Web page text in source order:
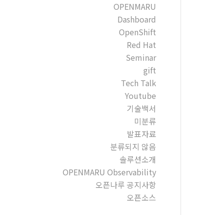
OPENMARU
Dashboard
OpenShift
Red Hat
Seminar
gift
Tech Talk
Youtube
기술백서
미분류
발표자료
분류되지 않음
솔루션소개
OPENMARU Observability
오픈나루 공지사항
오픈소스